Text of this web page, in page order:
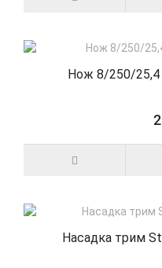
Нож 8/250/25,4
Насадка трим